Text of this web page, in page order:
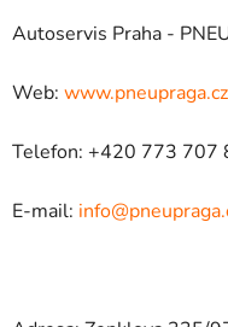
Autoservis Praha -
Web: www.pneupraga.cz
Telefon: +420 773 707
E-mail: